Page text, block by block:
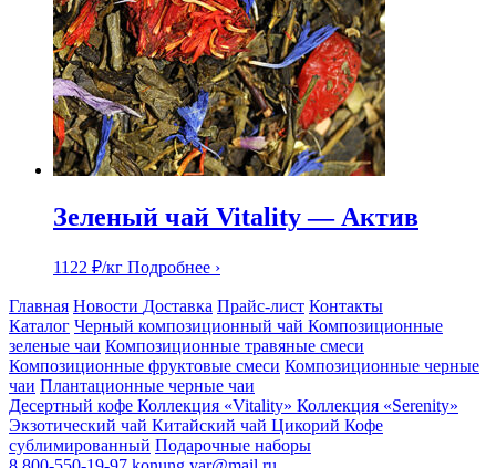
Зеленый чай Vitality — Актив
1122 ₽/кг Подробнее ›
Главная Новости Доставка Прайс-лист Контакты
Каталог Черный композиционный чай Композиционные
зеленые чаи Композиционные травяные смеси
Композиционные фруктовые смеси Композиционные черные
чаи Плантационные черные чаи
Десертный кофе Коллекция «Vitality» Коллекция «Serenity»
Экзотический чай Китайский чай Цикорий Кофе
сублимированный Подарочные наборы